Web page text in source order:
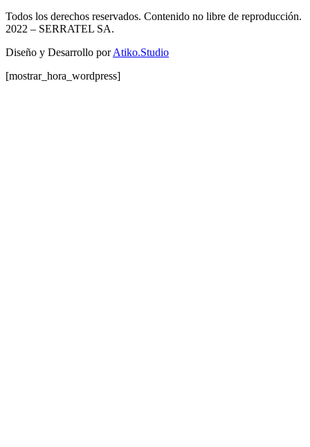
Todos los derechos reservados. Contenido no libre de reproducción.
2022 – SERRATEL SA.
Diseño y Desarrollo porAtiko.Studio
[mostrar_hora_wordpress]